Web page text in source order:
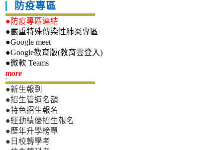
防疫專區
●防疫專區連結
●嚴重特殊傳染性肺炎專區
●Google meet
●Google教育版(教育雲登入)
●微軟 Teams
more新生專區
●新生報到
●招生管道名額
●特色招生報名
●運動績優招生報名
●歷年升學榜單
●日校轉學考